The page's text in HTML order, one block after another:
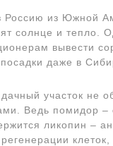
из Южной
солнце и тепло.
вывести
даже в
участок не
Ведь помидор –
ликопин –
клеток,